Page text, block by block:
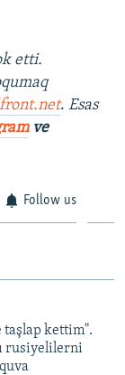
etti.
. Esas
ve
Follow us
taşlap kettim".
rusiyelilerni